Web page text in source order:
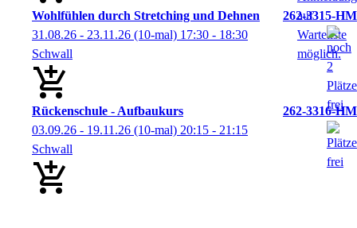
Wohlfühlen durch Stretching und Dehnen
262-3315-HM
31.08.26 - 23.11.26 (10-mal) 17:30 - 18:30
Schwall
Rückenschule - Aufbaukurs
262-3316-HM
03.09.26 - 19.11.26 (10-mal) 20:15 - 21:15
Schwall